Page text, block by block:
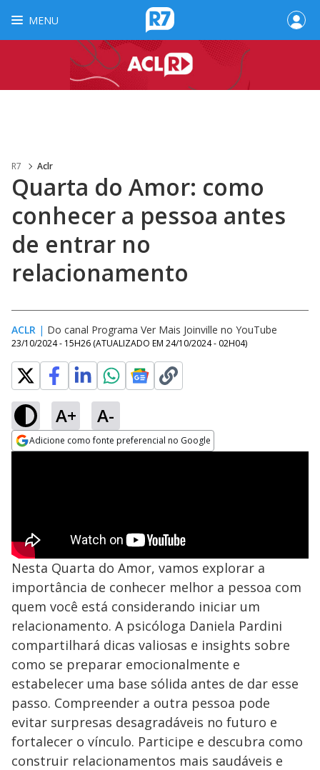
MENU
R7 Aclr
Quarta do Amor: como
conhecer a pessoa antes
de entrar no
relacionamento
ACLR | Do canal Programa Ver Mais Joinville no YouTube
23/10/2024 - 15H26 (ATUALIZADO EM 24/10/2024 - 02H04)
A+ A-
Adicione como fonte preferencial no Google
Nesta Quarta do Amor, vamos explorar a
importância de conhecer melhor a pessoa com
quem você está considerando iniciar um
relacionamento. A psicóloga Daniela Pardini
compartilhará dicas valiosas e insights sobre
como se preparar emocionalmente e
estabelecer uma base sólida antes de dar esse
passo. Compreender a outra pessoa pode
evitar surpresas desagradáveis no futuro e
fortalecer o vínculo. Participe e descubra como
construir relacionamentos mais saudáveis e